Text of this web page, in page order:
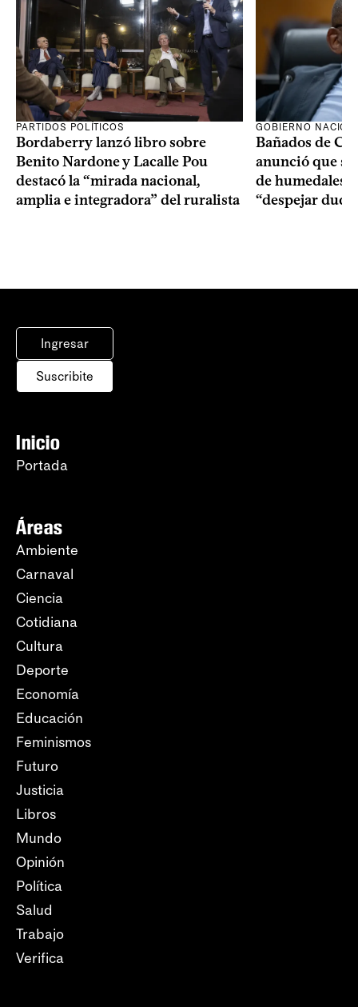
PARTIDOS POLÍTICOS
Bordaberry lanzó libro sobre
Benito Nardone y Lacalle Pou
destacó la “mirada nacional,
amplia e integradora” del ruralista
GOBIERNO
Bañados de
anunció que
de humedales
“despejar
Ingresar
Suscribite
Inicio
Portada
Áreas
Ambiente
Carnaval
Ciencia
Cotidiana
Cultura
Deporte
Economía
Educación
Feminismos
Futuro
Justicia
Libros
Mundo
Opinión
Política
Salud
Trabajo
Verifica